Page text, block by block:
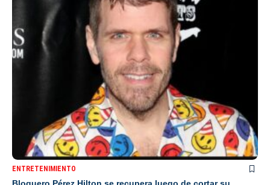
ENTRETENIMIENTO